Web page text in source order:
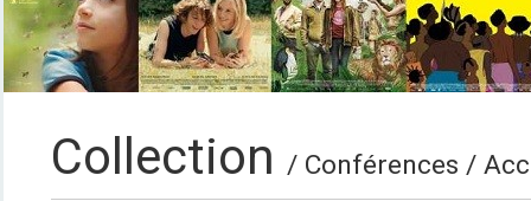
Collection / Conférences /